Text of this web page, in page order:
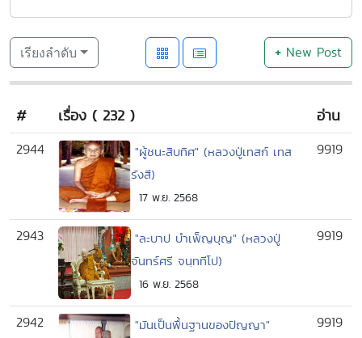
เรียงลำดับ +New Post
# เรื่อง ( 232 ) อ่าน
2944
"ผู้ชนะสิบทิศ" (หลวงปู่เทสก์ เทส
รังสี)
17 พ.ย. 2568
9919
2943
"ละบาป บำเพ็ญบุญ" (หลวงปู่
จันทร์ศรี จนฺททีโป)
16 พ.ย. 2568
9919
2942
"มันเป็นพื้นฐานของปัญญา"
9919